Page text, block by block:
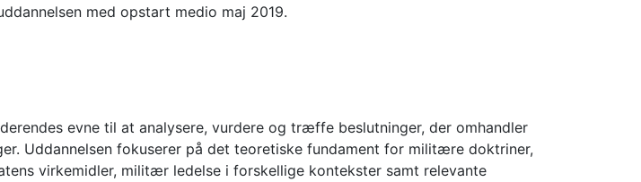
med opstart medio maj 2019.
evne til at analysere, vurdere og træffe beslutninger, der omhandler
Uddannelsen fokuserer på det teoretiske fundament for militære doktriner,
virkemidler, militær ledelse i forskellige kontekster samt relevante